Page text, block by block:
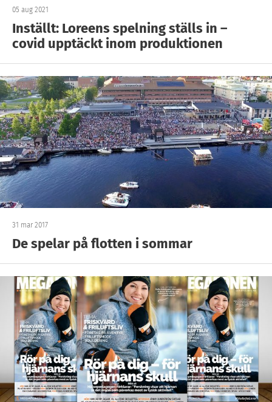
05 aug 2021
Inställt: Loreens spelning ställs in –
covid upptäckt inom produktionen
31 mar 2017
De spelar på flotten i sommar